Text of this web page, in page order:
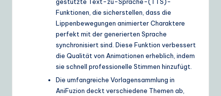
Funktionen, die sicherstellen, dass die
Lippenbewegungen animierter Charaktere
perfekt mit der generierten Sprache
synchronisiert sind. Diese Funktion verbessert
die Qualität von Animationen erheblich, indem
sie schnell professionelle Stimmen hinzufügt.
Die umfangreiche Vorlagensammlung in
AniFuzion deckt verschiedene Themen ab,